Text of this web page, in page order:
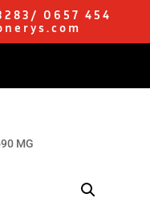
O657 454
MG